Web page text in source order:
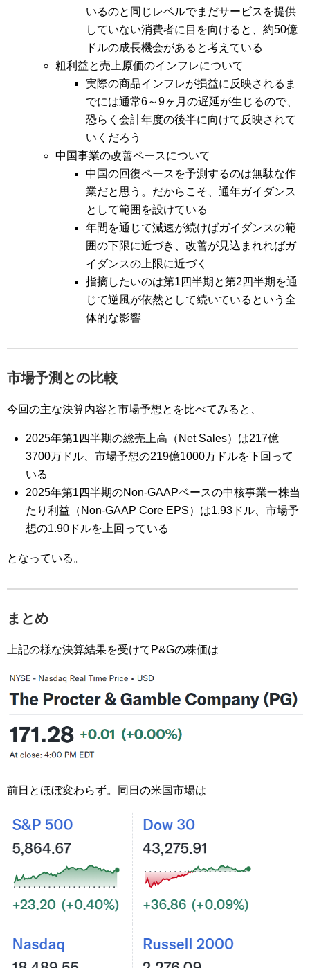
いるのと同じレベルでまだサービスを提供
していない消費者に目を向けると、約50億
ドルの成長機会があると考えている
粗利益と売上原価のインフレについて
実際の商品インフレが損益に反映されるま
でには通常6～9ヶ月の遅延が生じるので、
恐らく会計年度の後半に向けて反映されて
いくだろう
中国事業の改善ペースについて
中国の回復ペースを予測するのは無駄な作
業だと思う。だからこそ、通年ガイダンス
として範囲を設けている
年間を通じて減速が続けばガイダンスの範
囲の下限に近づき、改善が見込まれればガ
イダンスの上限に近づく
指摘したいのは第1四半期と第2四半期を通
じて逆風が依然として続いているという全
体的な影響
市場予測との比較
今回の主な決算内容と市場予想とを比べてみると、
2025年第1四半期の総売上高（Net Sales）は217億
3700万ドル、市場予想の219億1000万ドルを下回って
いる
2025年第1四半期のNon-GAAPベースの中核事業一株当
たり利益（Non-GAAP Core EPS）は1.93ドル、市場予
想の1.90ドルを上回っている
となっている。
まとめ
上記の様な決算結果を受けてP&Gの株価は
前日とほぼ変わらず。同日の米国市場は